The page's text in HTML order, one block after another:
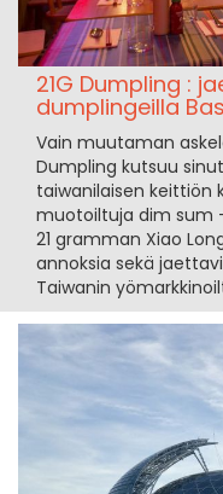
21G Dumpling :
dumplingeilla
Vain muutaman
Dumpling kutsuu
taiwanilaisen keittiön
muotoiltuja dim sum
21 gramman Xiao
annoksia sekä
Taiwanin